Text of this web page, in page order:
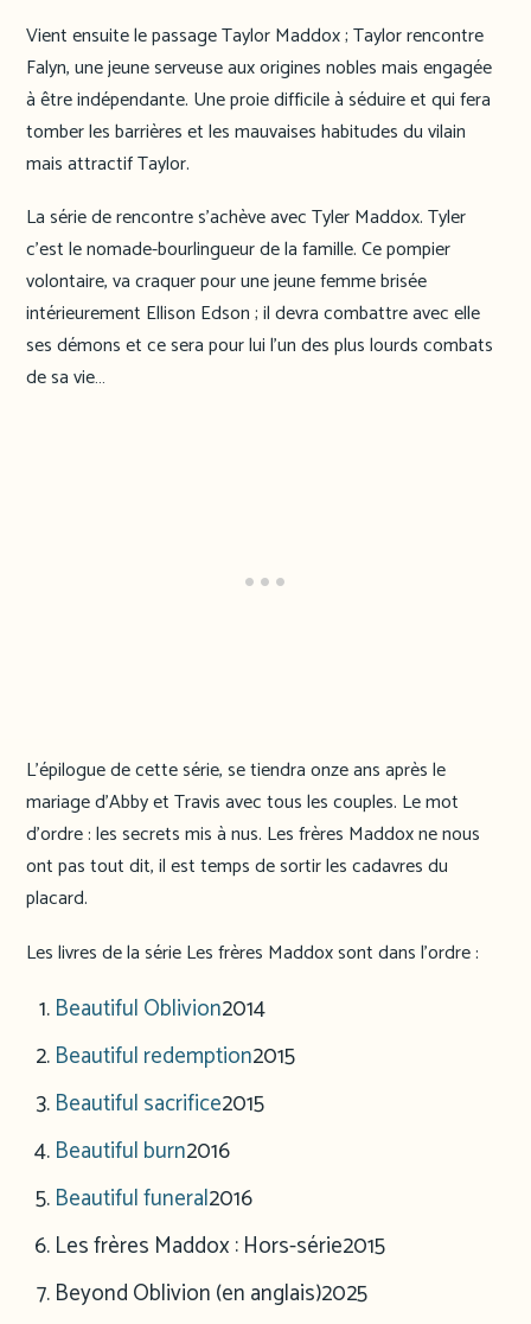
Vient ensuite le passage Taylor Maddox ; Taylor rencontre
Falyn, une jeune serveuse aux origines nobles mais engagée
à être indépendante. Une proie difficile à séduire et qui fera
tomber les barrières et les mauvaises habitudes du vilain
mais attractif Taylor.
La série de rencontre s’achève avec Tyler Maddox. Tyler
c’est le nomade-bourlingueur de la famille. Ce pompier
volontaire, va craquer pour une jeune femme brisée
intérieurement Ellison Edson ; il devra combattre avec elle
ses démons et ce sera pour lui l’un des plus lourds combats
de sa vie…
L’épilogue de cette série, se tiendra onze ans après le
mariage d’Abby et Travis avec tous les couples. Le mot
d’ordre : les secrets mis à nus. Les frères Maddox ne nous
ont pas tout dit, il est temps de sortir les cadavres du
placard.
Les livres de la série Les frères Maddox sont dans l’ordre :
Beautiful Oblivion2014
Beautiful redemption2015
Beautiful sacrifice2015
Beautiful burn2016
Beautiful funeral2016
Les frères Maddox : Hors-série2015
Beyond Oblivion (en anglais)2025